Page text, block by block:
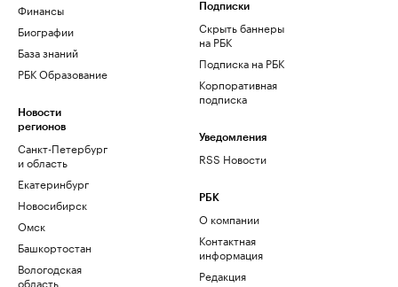
Финансы
Биографии
База знаний
РБК Образование
Новости
регионов
Санкт-Петербург
и область
Екатеринбург
Новосибирск
Омск
Башкортостан
Вологодская
область
Подписки
Скрыть баннеры
на РБК
Подписка на РБК
Корпоративная
подписка
Уведомления
RSS Новости
РБК
О компании
Контактная
информация
Редакция